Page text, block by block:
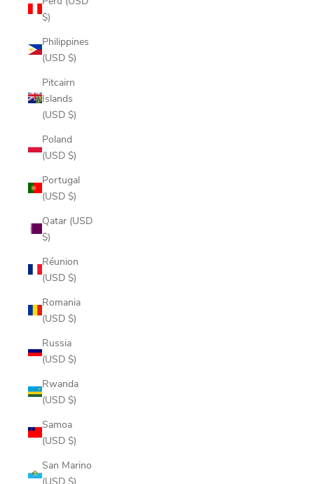
$)
Philippines
(USD $)
Pitcairn
Islands
(USD $)
Poland
(USD $)
Portugal
(USD $)
Qatar (USD
$)
Réunion
(USD $)
Romania
(USD $)
Russia
(USD $)
Rwanda
(USD $)
Samoa
(USD $)
San Marino
(USD $)